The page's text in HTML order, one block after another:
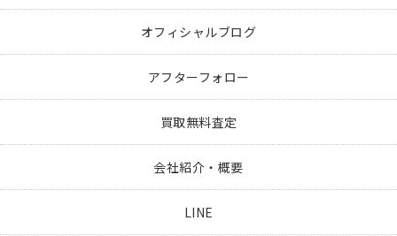
オフィシャルブログ
アフターフォロー
買取無料査定
会社紹介・概要
LINE